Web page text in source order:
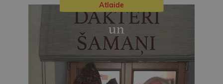
Atlaide